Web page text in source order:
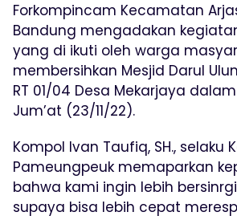
Forkompincam Kecamatan
Bandung mengadakan
yang di ikuti oleh warga
membersihkan Mesjid Darul
RT 01/04 Desa Mekarjaya
Jum’at (23/11/22).
Kompol Ivan Taufiq, SH., selaku
Pameungpeuk memaparkan
bahwa kami ingin lebih
supaya bisa lebih cepat